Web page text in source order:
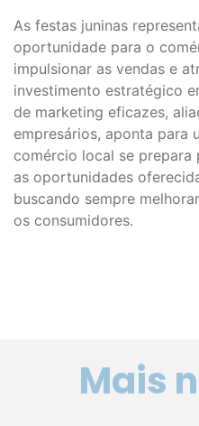
As festas juninas
oportunidade para o
impulsionar as vendas e
investimento estratégico
de marketing eficazes,
empresários, aponta para
comércio local se
as oportunidades
buscando sempre
os consumidores.
Mais